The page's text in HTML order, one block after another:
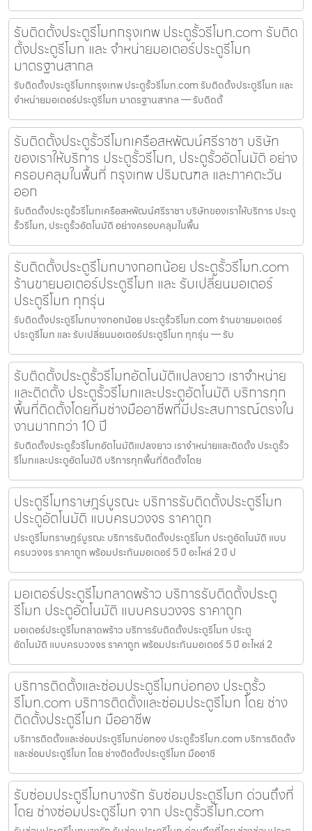
รับติดตั้งประตูรีโมทกรุงเทพ ประตูรั้วรีโมท.com รับติด
ตั้งประตูรีโมท และ จำหน่ายมอเตอร์ประตูรีโมท
มาตรฐานสากล
รับติดตั้งประตูรีโมทกรุงเทพ ประตูรั้วรีโมท.com รับติดตั้งประตูรีโมท และ
จำหน่ายมอเตอร์ประตูรีโมท มาตรฐานสากล — รับติดตั้
รับติดตั้งประตูรั้วรีโมทเครือสหพัฒน์ศรีราชา บริษัท
ของเราให้บริการ ประตูรั้วรีโมท, ประตูรั้วอัตโนมัติ อย่าง
ครอบคลุมในพื้นที่ กรุงเทพ ปริมณฑล และภาคตะวัน
ออก
รับติดตั้งประตูรั้วรีโมทเครือสหพัฒน์ศรีราชา บริษัทของเราให้บริการ ประตู
รั้วรีโมท, ประตูรั้วอัตโนมัติ อย่างครอบคลุมในพื้น
รับติดตั้งประตูรีโมทบางกอกน้อย ประตูรั้วรีโมท.com
ร้านขายมอเตอร์ประตูรีโมท และ รับเปลี่ยนมอเตอร์
ประตูรีโมท ทุกรุ่น
รับติดตั้งประตูรีโมทบางกอกน้อย ประตูรั้วรีโมท.com ร้านขายมอเตอร์
ประตูรีโมท และ รับเปลี่ยนมอเตอร์ประตูรีโมท ทุกรุ่น — รับ
รับติดตั้งประตูรั้วรีโมทอัตโนมัติแปลงยาว เราจำหน่าย
และติดตั้ง ประตูรั้วรีโมทและประตูอัตโนมัติ บริการทุก
พื้นที่ติดตั้งโดยทีมช่างมืออาชีพที่มีประสบการณ์ตรงใน
งานมากกว่า 10 ปี
รับติดตั้งประตูรั้วรีโมทอัตโนมัติแปลงยาว เราจำหน่ายและติดตั้ง ประตูรั้ว
รีโมทและประตูอัตโนมัติ บริการทุกพื้นที่ติดตั้งโดย
ประตูรีโมทราษฎร์บูรณะ บริการรับติดตั้งประตูรีโมท
ประตูอัตโนมัติ แบบครบวงจร ราคาถูก
ประตูรีโมทราษฎร์บูรณะ บริการรับติดตั้งประตูรีโมท ประตูอัตโนมัติ แบบ
ครบวงจร ราคาถูก พร้อมประกันมอเตอร์ 5 ปี อะไหล่ 2 ปี ป
มอเตอร์ประตูรีโมทลาดพร้าว บริการรับติดตั้งประตู
รีโมท ประตูอัตโนมัติ แบบครบวงจร ราคาถูก
มอเตอร์ประตูรีโมทลาดพร้าว บริการรับติดตั้งประตูรีโมท ประตู
อัตโนมัติ แบบครบวงจร ราคาถูก พร้อมประกันมอเตอร์ 5 ปี อะไหล่ 2
บริการติดตั้งและซ่อมประตูรีโมทบ่อทอง ประตูรั้ว
รีโมท.com บริการติดตั้งและซ่อมประตูรีโมท โดย ช่าง
ติดตั้งประตูรีโมท มืออาชีพ
บริการติดตั้งและซ่อมประตูรีโมทบ่อทอง ประตูรั้วรีโมท.com บริการติดตั้ง
และซ่อมประตูรีโมท โดย ช่างติดตั้งประตูรีโมท มืออาชี
รับซ่อมประตูรีโมทบางรัก รับซ่อมประตูรีโมท ด่วนถึงที่
โดย ช่างซ่อมประตูรีโมท จาก ประตูรั้วรีโมท.com